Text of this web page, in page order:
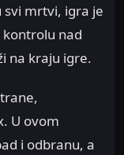
svi mrtvi, igra je
kontrolu nad
na kraju igre.
U ovom
i odbranu, a